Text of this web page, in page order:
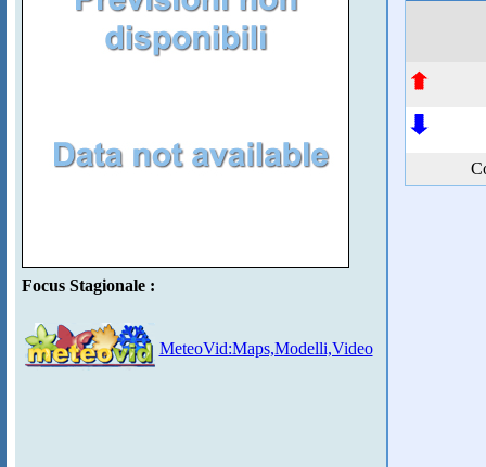
Focus Stagionale :
MeteoVid:Maps,Modelli,Video